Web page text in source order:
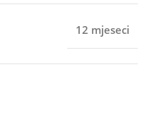
12 mjeseci